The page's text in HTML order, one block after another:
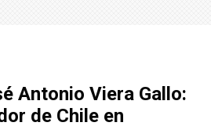
Antonio Viera Gallo:
de Chile en